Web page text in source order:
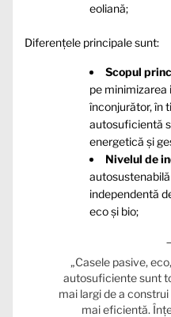
eoliană;
Diferențele principale sunt:
Scopul
pe
înconjurător, în
autosuficientă
energetică și
Nivelul de
independentă
eco și bio;
„Casele pasive,
autosuficiente sunt
mai largi de a
mai eficientă.